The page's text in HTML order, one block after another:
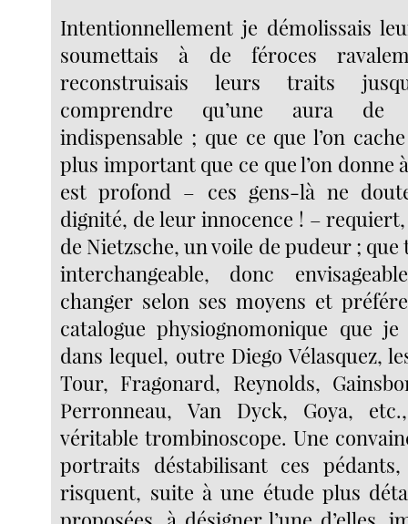
Intentionnellement je démolissais
soumettais à de féroces
reconstruisais leurs traits
comprendre qu’une aura de
indispensable ; que ce que l’on
plus important que ce que l’on donne
est profond – ces gens-là ne
dignité, de leur innocence ! –
de Nietzsche, un voile de pudeur ;
interchangeable, donc
changer selon ses moyens et
catalogue physiognomonique que
dans lequel, outre Diego Vélasquez,
Tour, Fragonard, Reynolds,
Perronneau, Van Dyck, Goya,
véritable trombinoscope. Une
portraits déstabilisant ces
risquent, suite à une étude plus